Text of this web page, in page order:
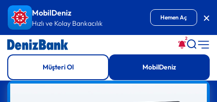
İçeriğe GitMobilDeniz
Hızlı ve Kolay Bankacılık
Hemen Aç
2
Müşteri Ol MobilDeniz